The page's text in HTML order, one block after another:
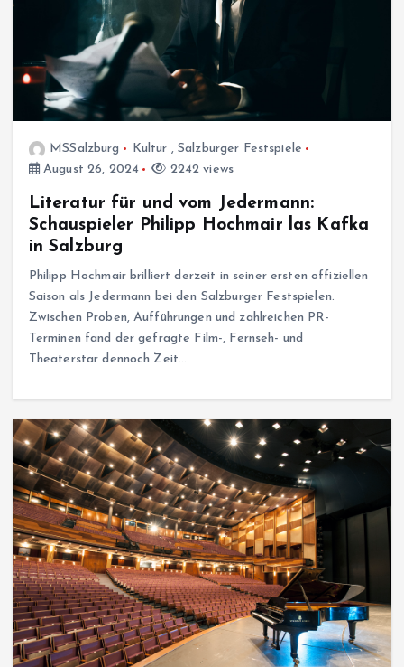
MSSalzburg Kultur ,Salzburger Festspiele
August 26, 2024
2242 views
Literatur für und vom Jedermann:
Schauspieler Philipp Hochmair las Kafka
in Salzburg
Philipp Hochmair brilliert derzeit in seiner ersten offiziellen
Saison als Jedermann bei den Salzburger Festspielen.
Zwischen Proben, Aufführungen und zahlreichen PR-
Terminen fand der gefragte Film-, Fernseh- und
Theaterstar dennoch Zeit…